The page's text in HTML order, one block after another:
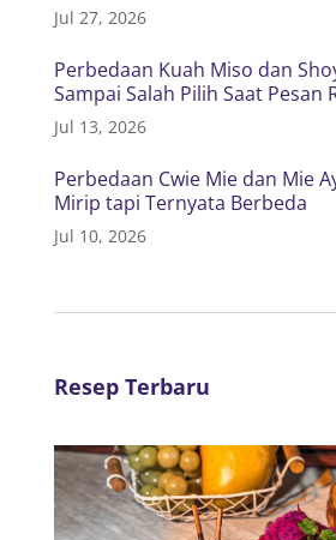
Jul 27, 2026
Perbedaan Kuah Miso dan
Sampai Salah Pilih Saat Pesan
Jul 13, 2026
Perbedaan Cwie Mie dan Mie
Mirip tapi Ternyata Berbeda
Jul 10, 2026
Resep Terbaru